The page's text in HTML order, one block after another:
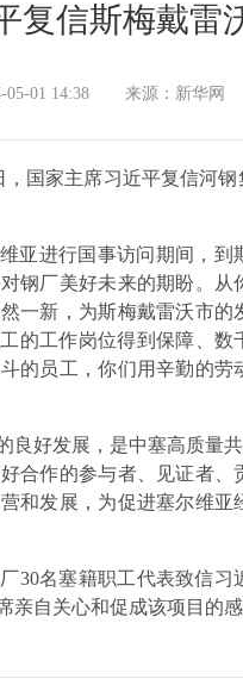
复信斯梅戴雷
05-01 14:38 来源：新华网
，国家主席习近平复信河
亚进行国事访问期间，
钢厂美好未来的期盼。
一新，为斯梅戴雷沃市
的工作岗位得到保障、
的员工，你们用辛勤的
良好发展，是中塞高质量
合作的参与者、见证者
和发展，为促进塞尔维
30名塞籍职工代表致信
自关心和促成该项目的感